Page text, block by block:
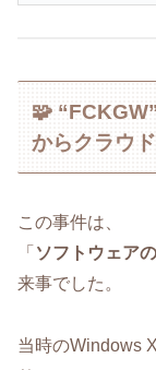
🧩
からクラウ
この事件は、
「 ソフトウェア
来事でした。
当時のWindows